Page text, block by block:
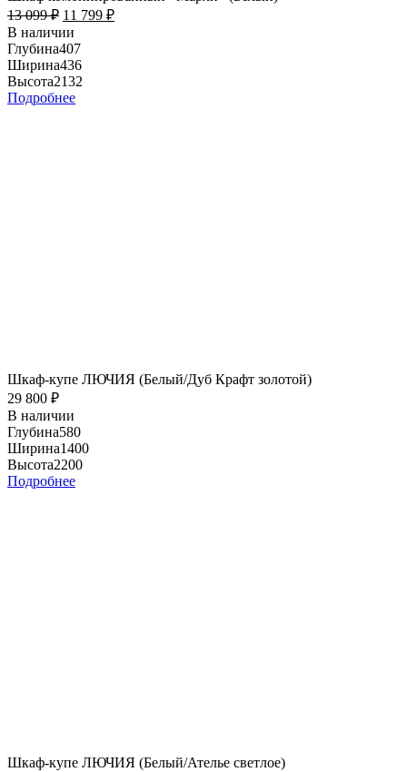
13 099₽ 11 799 ₽
В наличии
Глубина407
Ширина436
Высота2132
Подробнее
Шкаф-купе ЛЮЧИЯ (Белый/Дуб Крафт золотой)
29 800 ₽
В наличии
Глубина580
Ширина1400
Высота2200
Подробнее
Шкаф-купе ЛЮЧИЯ (Белый/Ателье светлое)